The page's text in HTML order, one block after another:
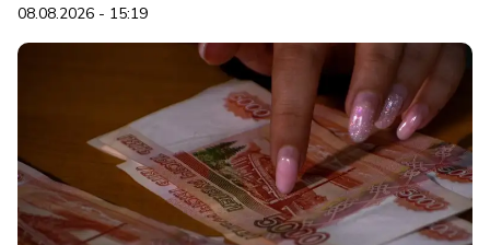
08.08.2026 - 15:19